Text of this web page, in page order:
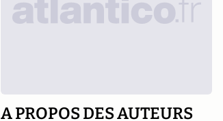
A PROPOS DES AUTEURS